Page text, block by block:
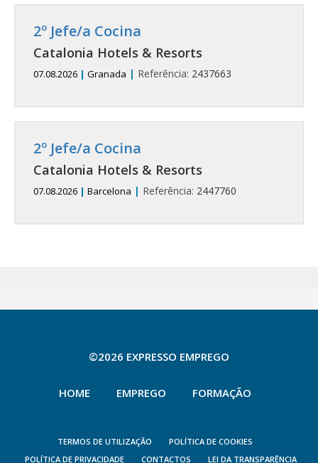
2º Jefe/a Cocina
Catalonia Hotels & Resorts
07.08.2026 | Granada | Referência: 2437663
2º Jefe/a Cocina
Catalonia Hotels & Resorts
07.08.2026 | Barcelona | Referência: 2447760
©2026 EXPRESSO EMPREGO
HOME EMPREGO FORMAÇÃO
TERMOS DE UTILIZAÇÃO
POLÍTICA DE COOKIES
POLÍTICA DE PRIVACIDADE
CONTACTOS LEI DA TRANSPARÊNCIA